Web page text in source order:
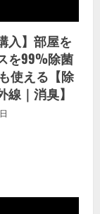
入】部屋を
を99%除菌
使える【除
｜消臭】